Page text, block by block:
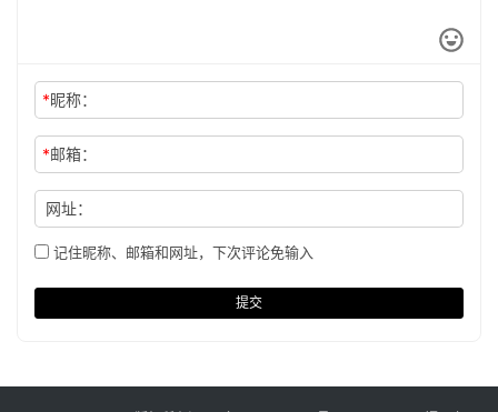
*昵称：
*邮箱：
网址：
记住昵称、邮箱和网址，下次评论免输入
提交